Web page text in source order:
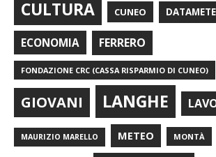
CULTURA CUNEO
ECONOMIA FERRERO
FONDAZIONE CRC (CASSA RISPARMIO DI CUNEO)
GIOVANI LANGHE
MAURIZIO MARELLO METEO MONTÀ